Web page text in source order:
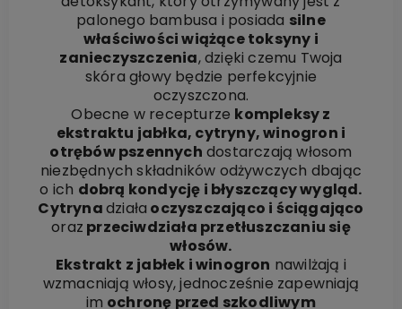
palonego bambusa i posiada silne
właściwości wiążące toksyny i
zanieczyszczenia, dzięki czemu Twoja
skóra głowy będzie perfekcyjnie
oczyszczona.
Obecne w recepturze kompleksy z
ekstraktu jabłka, cytryny, winogron i
otrębów pszennych dostarczają włosom
niezbędnych składników odżywczych dbając
o ich dobrą kondycję i błyszczący wygląd.
Cytrynadziała oczyszczająco i ściągająco
oraz przeciwdziała przetłuszczaniu się
włosów.
Ekstrakt z jabłek i winogron nawilżają i
wzmacniają włosy, jednocześnie zapewniają
im ochronę przed szkodliwym